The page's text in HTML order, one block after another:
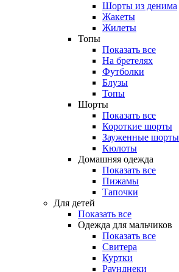
Шорты из денима
Жакеты
Жилеты
Топы
Показать все
На бретелях
Футболки
Блузы
Топы
Шорты
Показать все
Короткие шорты
Зауженные шорты
Кюлоты
Домашняя одежда
Показать все
Пижамы
Тапочки
Для детей
Показать все
Одежда для мальчиков
Показать все
Свитера
Куртки
Раунднеки